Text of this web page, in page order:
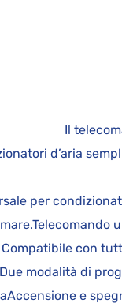
d’aria
per
con
modalità di
e